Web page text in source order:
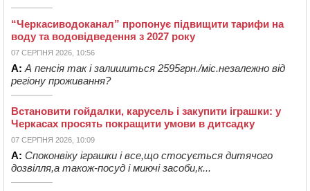
“Черкасиводоканал” пропонує підвищити тарифи на
воду та водовідведення з 2027 року
07 СЕРПНЯ 2026, 10:56
А: А пенсія так і залишиться 2595грн./міс.незалежно від
регіону проживання?
Встановити гойдалки, карусель і закупити іграшки: у
Черкасах просять покращити умови в дитсадку
07 СЕРПНЯ 2026, 10:09
А: Споконвіку іграшки і все,що стосується дитячого
дозвілля,а також-посуд і миючі засоби,к...